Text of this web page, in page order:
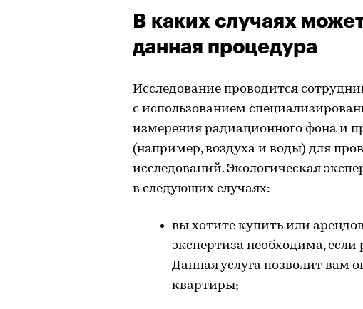
В каких случаях
данная процедура
Исследование проводится
с использованием
измерения радиационного фона и
(например, воздуха и воды) для
исследований. Экологическая
в следующих случаях:
вы хотите купить или
экспертиза необходима,
Данная услуга позволит вам
квартиры;